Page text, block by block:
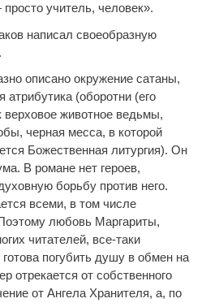
учитель, человек».
написал своеобразную
описано окружение сатаны,
атрибутика (оборотни (его
животное ведьмы,
черная месса, в которой
Божественная литургия). Он
В романе нет героев,
борьбу против него.
всеми, в том числе
любовь Маргариты,
читателей, все-таки
готова погубить душу в обмен на
отрекается от собственного
от Ангела Хранителя, а, по